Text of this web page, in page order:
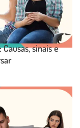
sinais e